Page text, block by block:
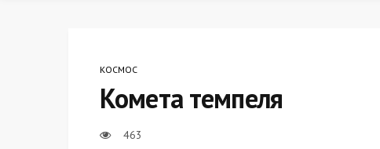
КОСМОС
Комета темпеля
463